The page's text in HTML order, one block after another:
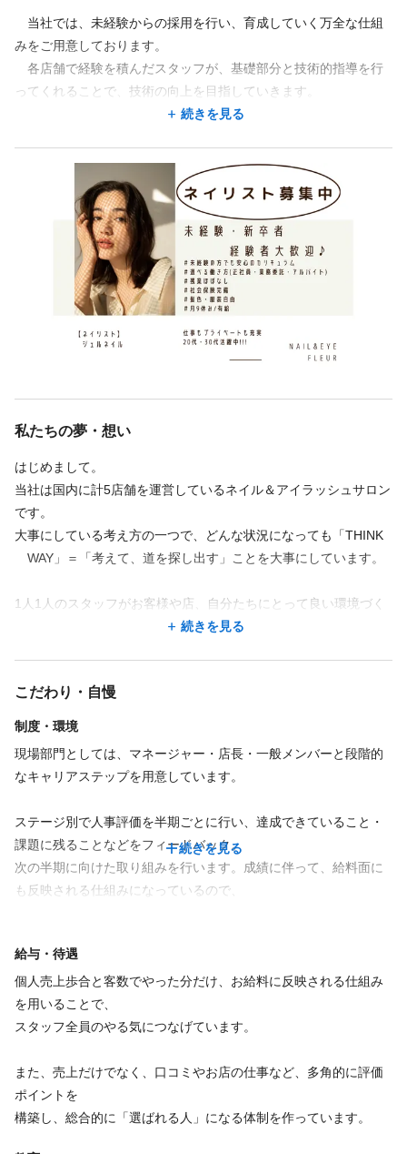
地図を見る
地図アプリで見る
この求人の別店舗
ネイル＆アイ フルール 池袋店 池袋駅 徒歩7分
ネイル＆アイ フルール 渋谷店 渋谷駅 徒歩3分
ネイル＆アイフルール 錦糸町店 錦糸町駅 徒歩3分
週2回 週3回 週4回
10:00〜19:00／平日
12:00〜21:00／土日祝
上記は、営業時間です。
勤務時間は、皆さんのご希望やご事情に応じて、対応させてもら
目安としては、週2日～、1日4～5時間の勤務でお願いしたいと思
休日
日曜休み 土日休み
出してください。
仕事内容
まつげエクステ、まつ毛パーマ（カール）、アイブロウのメニュ
必要資格
美容師免許
勤務地が希望に合わなくても、応募した後に相談できることが
あります。
この求人の別店舗
ネイル＆アイ フルール 池袋店 池袋駅 徒歩7分
ネイル＆アイ フルール 渋谷店 渋谷駅 徒歩3分
ネイル＆アイフルール 錦糸町店 錦糸町駅 徒歩3分
勤務時間
週4回 週5回 シフト制
10:00〜19:00
11:00〜20:00
12:00〜21:00
13:00〜22:00
朝(11:00～20:00) 夜(13:00～22:00)
※月に半分ずつくらいの割合です。
整です。
休日
月休み8日～9日
仕事内容
アイラッシュ まつげエクステ
技術あり）
必要資格
管理美容師 / 美容師免許
当社では、未経験からの採用を行い、育成していく万全な仕組
みをご用意しております。
各店舗で経験を積んだスタッフが、基礎部分と技術的指導を行
ってくれることで、技術の向上を目指していきます。
段階的にテストを行い、それをクリアしていくことで、待遇面
しっかり取り組んでもらうことで、約半年後にはすべてのメニ
ューに対応できるアイリストに育て上げます。
そのために必要なことは、皆さんの気持ちだけです。
一緒に働きながら「選ばれるような」アイリストになっていき
ましょう。
②圧倒的な業績給（個人・店舗）
しっかり研修を通して、アイリストにデビューしてからはお給
仕事の成果（売上）に対して、わかりやすく歩合率を設定し、
す。
そうやって、成長と対価が伴う形をつくり、みんなが意欲的に
働ける環境は他社に負けないポイントになっていると思います。
③異動がなく配属店舗での人間関係や店舗づくり、レクリエーシ
現場では頑張り屋の社員が多く、全体的には20代の社員が多い
です。
異動もなく、配属先の店舗で日々先輩スタッフと共に店舗を一
そのため、人間関係やコミュニケーションも円滑になり、チー
ムワークも充実させることが出来ていると考えています。
日々働き、
年に数回行うレクリエーションでは、日ごろの疲れを癒した
り、笑いあったり、出かけたりする経験を共に行うことで、
さらなる充実感や会社で過ごす日々をより濃く良い時間にして
これからも、よりよい店舗・会社になっていけるように、共感
して共に歩んでいける方を幅広く募集していますので、
みなさまのご応募を切にお待ちしています。
続きを見る
私たちの夢・想い
はじめまして。
当社は国内に計5店舗を運営しているネイル＆アイラッシュサロン
です。
大事にしている考え方の一つで、どんな状況になっても「THINK
WAY」＝「考えて、道を探し出す」ことを大事にしています。
1人1人のスタッフがお客様や店、自分たちにとって良い環境づく
りを、考えながら見つけ出していくことで、
ただ施術ができるだけではなく、より濃い社員育成を進めなが
サロン事業以外も、生み出していきたいと考えていますので、皆
さまのご応募お待ちしています
続きを見る
こだわり・自慢
制度・環境
現場部門としては、マネージャー・店長・一般メンバーと段階的
なキャリアステップを用意しています。
ステージ別で人事評価を半期ごとに行い、達成できていること・
課題に残ることなどをフィードバック。
次の半期に向けた取り組みを行います。成績に伴って、給料面に
も反映される仕組みになっているので、
続きを見る
給与・待遇
個人売上歩合と客数でやった分だけ、お給料に反映される仕組み
を用いることで、
スタッフ全員のやる気につなげています。
また、売上だけでなく、口コミやお店の仕事など、多角的に評価
ポイントを
構築し、総合的に「選ばれる人」になる体制を作っています。